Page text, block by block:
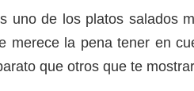
uno de los platos salados
merece la pena tener en
que otros que te